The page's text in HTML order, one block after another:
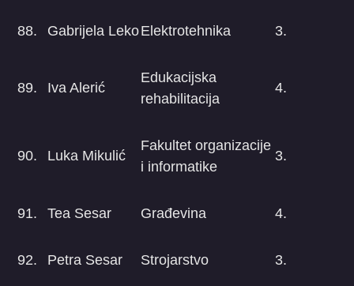
88. Gabrijela LekoElektrotehnika 3.
89. Iva Alerić
Edukacijska
rehabilitacija
4.
90. Luka Mikulić
Fakultet organizacije
i informatike
3.
91. Tea Sesar Građevina 4.
92. Petra Sesar Strojarstvo 3.